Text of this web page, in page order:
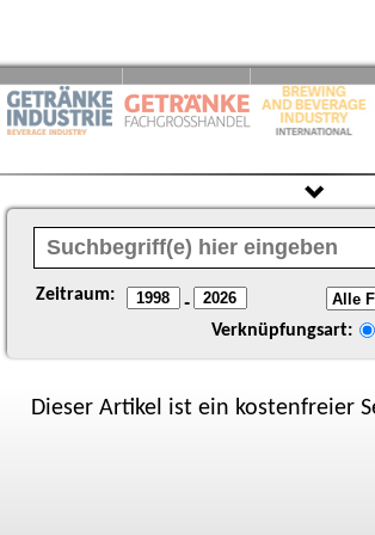
Zeitraum: -
Verknüpfungsart:
Dieser Artikel ist ein kostenfreier